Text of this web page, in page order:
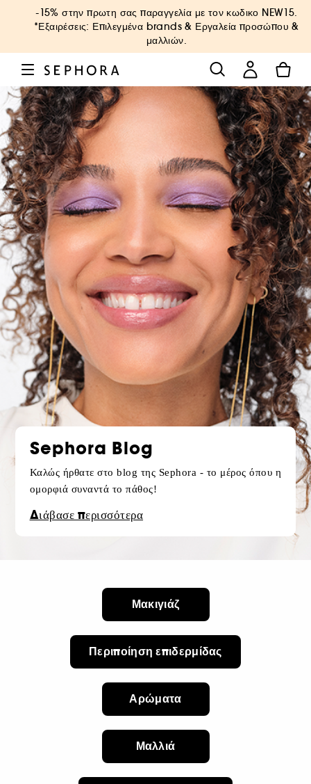
-15% στην πρωτη σας παραγγελία με τον κωδικο NEW15.
*Εξαιρέσεις: Επιλεγμένα brands & Εργαλεία προσώπου &
μαλλιών.
Sephora Blog
Καλώς ήρθατε στο blog της Sephora - το μέρος όπου η
ομορφιά συναντά το πάθος!
Διάβασε περισσότερα
Μακιγιάζ
Περιποίηση επιδερμίδας
Αρώματα
Μαλλιά